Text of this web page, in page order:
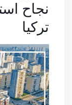
نجاح
تركيا